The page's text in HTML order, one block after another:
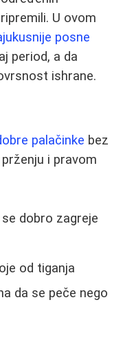
U ovom
posne
period, a da
ishrane.
palačinke bez
i pravom
dobro zagreje
od tiganja
da se peče nego